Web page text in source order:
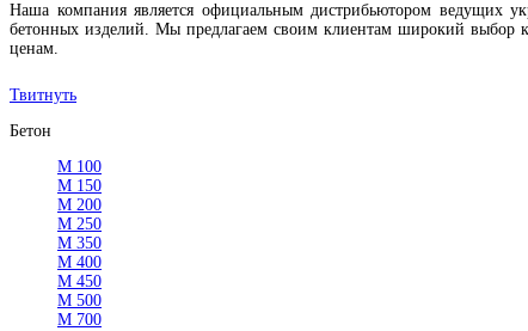
Наша компания является официальным дистрибьютором ведущих
бетонных изделий. Мы предлагаем своим клиентам широкий выбор
ценам.
Твитнуть
Бетон
М 100
М 150
М 200
М 250
М 350
М 400
М 450
М 500
М 700